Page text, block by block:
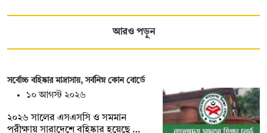
আরও পড়ুন
সর্বোচ্চ বহিষ্কার মাদ্রাসায়, সর্বনিম্ন কোন বোর্ডে
১০ আগস্ট ২০২৬
২০২৬ সালের এসএসসি ও সমমান
পরীক্ষায় সারাদেশে বহিষ্কার হয়েছে …